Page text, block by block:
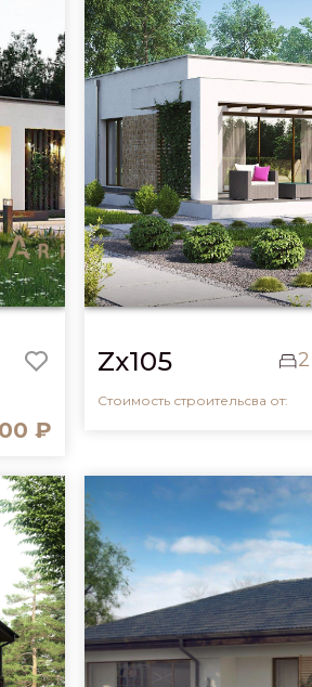
₽
Zx105 2
Стоимость строительсва от: